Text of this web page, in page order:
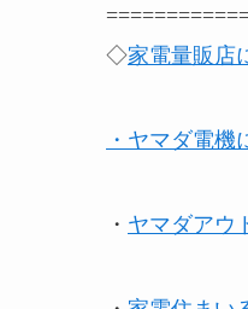
◇家電量販店
・ヤマダ電機
・ ヤマダアウ